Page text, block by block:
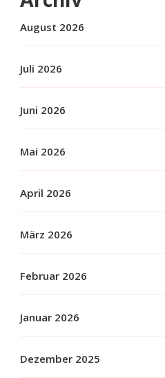
August 2026
Juli 2026
Juni 2026
Mai 2026
April 2026
März 2026
Februar 2026
Januar 2026
Dezember 2025